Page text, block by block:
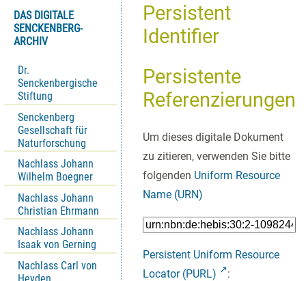
DAS DIGITALE
SENCKENBERG-
ARCHIV
Dr.
Senckenbergische
Stiftung
Senckenberg
Gesellschaft für
Naturforschung
Nachlass Johann
Wilhelm Boegner
Nachlass Johann
Christian Ehrmann
Nachlass Johann
Isaak von Gerning
Nachlass Carl von
Persistent
Identifier
Persistente
Referenzierungen
Um dieses digitale Dokument
zu zitieren, verwenden Sie bitte
folgenden Uniform Resource
Name (URN)
Persistent Uniform Resource
Locator (PURL)
: